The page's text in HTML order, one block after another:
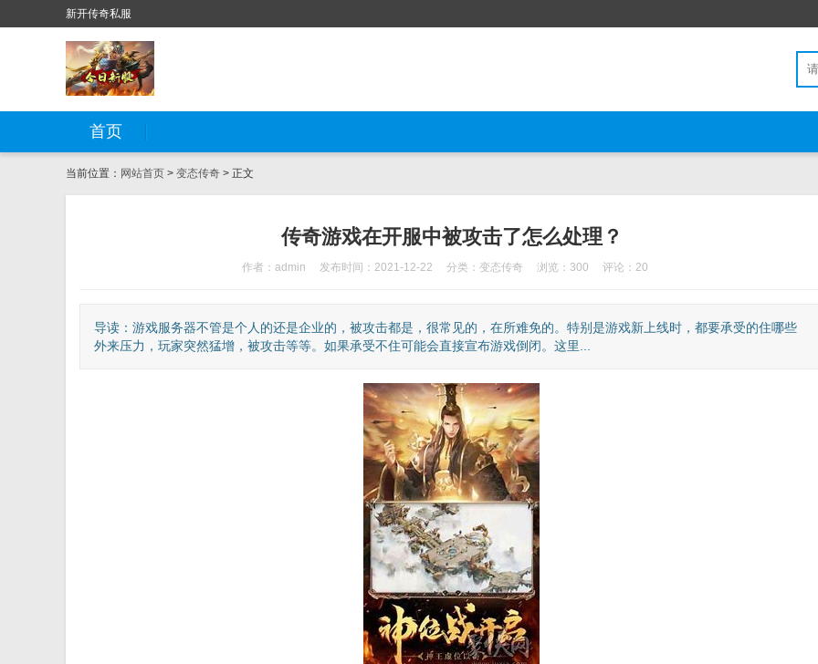
新开传奇私服
首页
当前位置： 网站首页 > 变态传奇 > 正文
传奇游戏在开服中被攻击了怎么处理？
作者：admin 发布时间：2021-12-22 分类： 变态传奇 浏览：300 评论：20
导读：游戏服务器不管是个人的还是企业的，被攻击都是，很常见的，在所难免的。特别是游戏新上线时，都要承受的住哪些
外来压力，玩家突然猛增，被攻击等等。如果承受不住可能会直接宣布游戏倒闭。这里...